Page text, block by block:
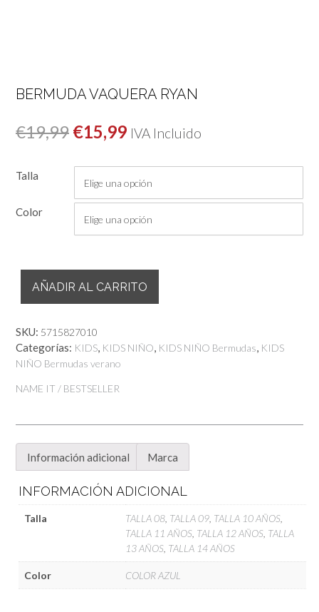
BERMUDA VAQUERA RYAN
€19,99 El
original
era:
€19,99.
€15,99El
actual
es:
€15,99.
IVA Incluido
Talla
Color
Vaquera
Ryan
AÑADIR AL CARRITO
SKU: 5715827010
Categorías: KIDS, KIDS NIÑO, KIDS NIÑO Bermudas, KIDS
NIÑO Bermudas verano
NAME IT / BESTSELLER
Información adicional Marca
INFORMACIÓN ADICIONAL
Talla TALLA 08 TALLA 09 TALLA 10 AÑOS
TALLA 11 AÑOS TALLA 12 AÑOS TALLA
13 AÑOS TALLA 14 AÑOS
Color COLOR AZUL